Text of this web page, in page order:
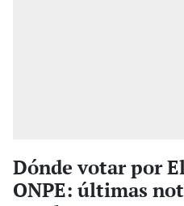
Dónde votar por
ONPE: últimas